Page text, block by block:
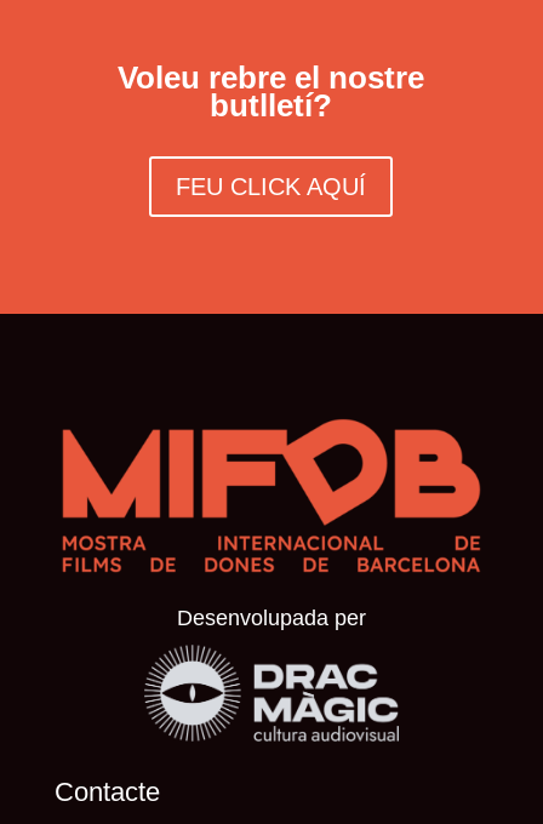
Voleu rebre el nostre
butlletí?
FEU CLICK AQUÍ
Desenvolupada per
Contacte